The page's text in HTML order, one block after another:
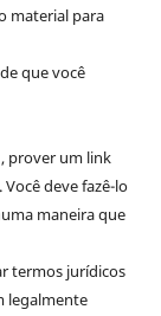
material para
que você
prover um link
deve fazê-lo
maneira que
termos jurídicos
legalmente